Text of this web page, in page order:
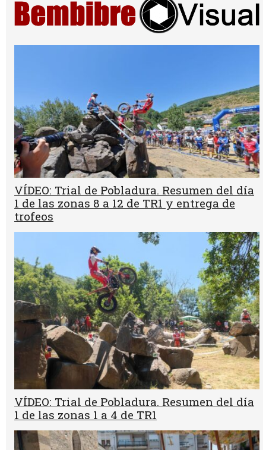
VÍDEO: Trial de Pobladura. Resumen del día
1 de las zonas 8 a 12 de TR1 y entrega de
trofeos
VÍDEO: Trial de Pobladura. Resumen del día
1 de las zonas 1 a 4 de TR1